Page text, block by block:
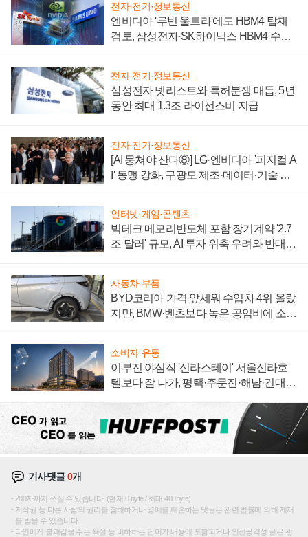
전자·전기·정보통신
엔비디아 '루빈 울트라'에도 HBM4 탑재
검토, 삼성전자·SK하이닉스 HBM4 수율
전자·전기·정보통신
삼성전자 넷리스트와 특허분쟁 매듭, 5년
동안 최대 1.3조 라이선스비 지급
전자·전기·정보통신
[AI 뭉쳐야 산다⑧] LG·엔비디아 '피지컬 A
I' 동맹 강화, 구광모 제조·데이터·기술 결
인터넷·게임·콘텐츠
빅테크 메모리반도체 포함 장기계약 '2.7
조 달러' 규모, AI 투자 위축 우려와 반대
자동차·부품
BYD코리아 가격 앞세워 수입차 4위 올랐
지만, BMW·벤츠보다 높은 공임비에 소비
소비자·유통
이부진 야심작 '신라스테이' 서울신라호
텔보다 잘 나가, 평택·주문진·해남·건대로
기사댓글0개
200자까지 쓰실 수 있습니다. (현재 0 byte / 최대 400byte)
저작권 등 다른 사람의 권리를 침해하거나 명예를 훼손하는 댓글은 관련 법률에 의해 제재
를 받을 수 있습니다.
타인에게 불쾌감을 주는 욕설 등 비하하는 단어가 내용에 포함되거나 인신공격성 글은 관